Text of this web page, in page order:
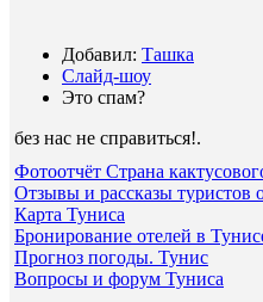
Добавил: Ташка
Слайд-шоу
Это спам?
без нас не справиться!.
Фотоотчёт Страна
Отзывы и рассказы туристов
Карта Туниса
Бронирование отелей в
Прогноз погоды. Тунис
Вопросы и форум Туниса